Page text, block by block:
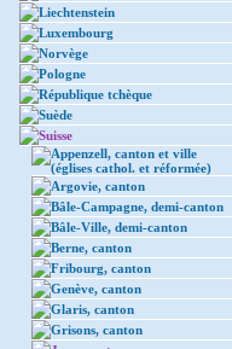
Liechtenstein
Luxembourg
Norvège
Pologne
République tchèque
Suède
Suisse
Appenzell, canton et ville
(églises cathol. et réformée)
Argovie, canton
Bâle-Campagne, demi-canton
Bâle-Ville, demi-canton
Berne, canton
Fribourg, canton
Genève, canton
Glaris, canton
Grisons, canton